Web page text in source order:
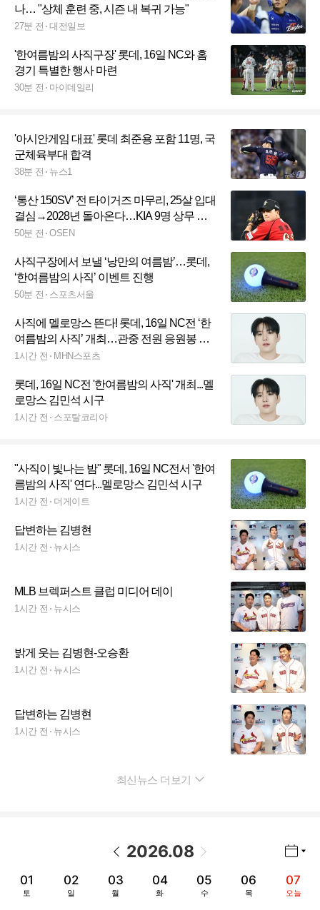
나… "상체 훈련 중, 시즌 내 복귀 가능"
27분 전 대전일보
'한여름밤의 사직구장' 롯데, 16일 NC와 홈
경기 특별한 행사 마련
30분 전 마이데일리
'아시안게임 대표' 롯데 최준용 포함 11명, 국
군체육부대 합격
38분 전 뉴스1
‘통산 150SV’ 전 타이거즈 마무리, 25살 입대
결심→2028년 돌아온다…KIA 9명 상무 지
원 '3명 최종 합격'
50분 전 OSEN
사직구장에서 보낼 ‘낭만의 여름밤’…롯데,
‘한여름밤의 사직’ 이벤트 진행
50분 전 스포츠서울
사직에 멜로망스 뜬다! 롯데, 16일 NC전 ‘한
여름밤의 사직’ 개최…관중 전원 응원봉 제
공
1시간 전 MHN스포츠
롯데, 16일 NC전 '한여름밤의 사직' 개최...멜
로망스 김민석 시구
1시간 전 스포탈코리아
"사직이 빛나는 밤" 롯데, 16일 NC전서 '한여
름밤의 사직' 연다...멜로망스 김민석 시구
1시간 전 더게이트
답변하는 김병현
1시간 전 뉴시스
MLB 브렉퍼스트 클럽 미디어 데이
1시간 전 뉴시스
밝게 웃는 김병현-오승환
1시간 전 뉴시스
답변하는 김병현
1시간 전 뉴시스
최신뉴스 더보기
2026.08
01
토
02
일
03
월
04
화
05
수
06
목
07
오늘